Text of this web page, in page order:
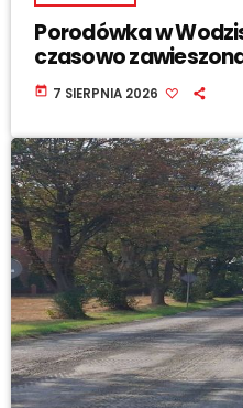
Porodówka w
czasowo
today 7 SIERPNIA 2026